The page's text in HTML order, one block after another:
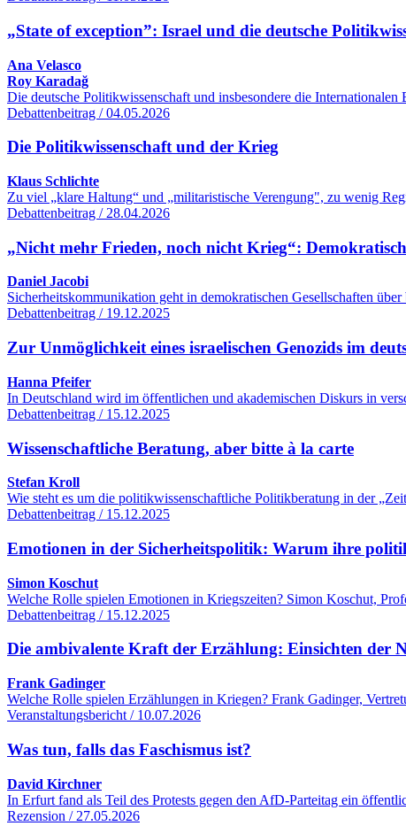
„State of exception”: Israel und die deutsche
Ana Velasco
Roy Karadağ
Die deutsche Politikwissenschaft und insbesondere die
Debattenbeitrag / 04.05.2026
Die Politikwissenschaft und der Krieg
Klaus Schlichte
Zu viel „klare Haltung“ und „militaristische Verengung", zu wenig
Debattenbeitrag / 28.04.2026
„Nicht mehr Frieden, noch nicht Krieg“:
Daniel Jacobi
Sicherheitskommunikation geht in demokratischen Gesellschaften
Debattenbeitrag / 19.12.2025
Zur Unmöglichkeit eines israelischen Genozids im
Hanna Pfeifer
In Deutschland wird im öffentlichen und akademischen Diskurs in
Debattenbeitrag / 15.12.2025
Wissenschaftliche Beratung, aber bitte à la carte
Stefan Kroll
Wie steht es um die politikwissenschaftliche Politikberatung in der
Debattenbeitrag / 15.12.2025
Emotionen in der Sicherheitspolitik: Warum ihre
Simon Koschut
Welche Rolle spielen Emotionen in Kriegszeiten? Simon Koschut,
Debattenbeitrag / 15.12.2025
Die ambivalente Kraft der Erzählung: Einsichten der
Frank Gadinger
Welche Rolle spielen Erzählungen in Kriegen? Frank Gadinger,
Veranstaltungsbericht / 10.07.2026
Was tun, falls das Faschismus ist?
David Kirchner
In Erfurt fand als Teil des Protests gegen den AfD-Parteitag ein
Rezension / 27.05.2026